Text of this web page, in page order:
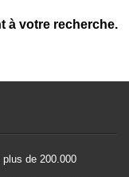
à votre recherche.
plus de 200.000